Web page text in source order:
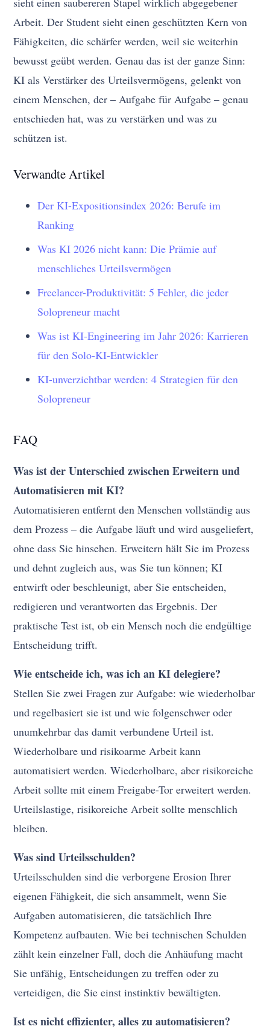
Arbeit. Der Student sieht einen geschützten Kern von
Fähigkeiten, die schärfer werden, weil sie weiterhin
bewusst geübt werden. Genau das ist der ganze Sinn:
KI als Verstärker des Urteilsvermögens, gelenkt von
einem Menschen, der – Aufgabe für Aufgabe – genau
entschieden hat, was zu verstärken und was zu
schützen ist.
Verwandte Artikel
Der KI-Expositionsindex 2026: Berufe im
Ranking
Was KI 2026 nicht kann: Die Prämie auf
menschliches Urteilsvermögen
Freelancer-Produktivität: 5 Fehler, die jeder
Solopreneur macht
Was ist KI-Engineering im Jahr 2026: Karrieren
für den Solo-KI-Entwickler
KI-unverzichtbar werden: 4 Strategien für den
Solopreneur
FAQ
Was ist der Unterschied zwischen Erweitern und
Automatisieren mit KI?
Automatisieren entfernt den Menschen vollständig aus
dem Prozess – die Aufgabe läuft und wird ausgeliefert,
ohne dass Sie hinsehen. Erweitern hält Sie im Prozess
und dehnt zugleich aus, was Sie tun können; KI
entwirft oder beschleunigt, aber Sie entscheiden,
redigieren und verantworten das Ergebnis. Der
praktische Test ist, ob ein Mensch noch die endgültige
Entscheidung trifft.
Wie entscheide ich, was ich an KI delegiere?
Stellen Sie zwei Fragen zur Aufgabe: wie wiederholbar
und regelbasiert sie ist und wie folgenschwer oder
unumkehrbar das damit verbundene Urteil ist.
Wiederholbare und risikoarme Arbeit kann
automatisiert werden. Wiederholbare, aber risikoreiche
Arbeit sollte mit einem Freigabe-Tor erweitert werden.
Urteilslastige, risikoreiche Arbeit sollte menschlich
bleiben.
Was sind Urteilsschulden?
Urteilsschulden sind die verborgene Erosion Ihrer
eigenen Fähigkeit, die sich ansammelt, wenn Sie
Aufgaben automatisieren, die tatsächlich Ihre
Kompetenz aufbauten. Wie bei technischen Schulden
zählt kein einzelner Fall, doch die Anhäufung macht
Sie unfähig, Entscheidungen zu treffen oder zu
verteidigen, die Sie einst instinktiv bewältigten.
Ist es nicht effizienter, alles zu automatisieren?